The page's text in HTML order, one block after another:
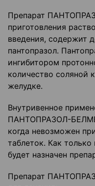
Препарат
приготовления
введения, содержит
пантопразол.
ингибитором
количество соляной
желудке.
Внутривенное
ПАНТОПРАЗОЛ-
когда невозможен
таблеток. Как
будет назначен
Препарат